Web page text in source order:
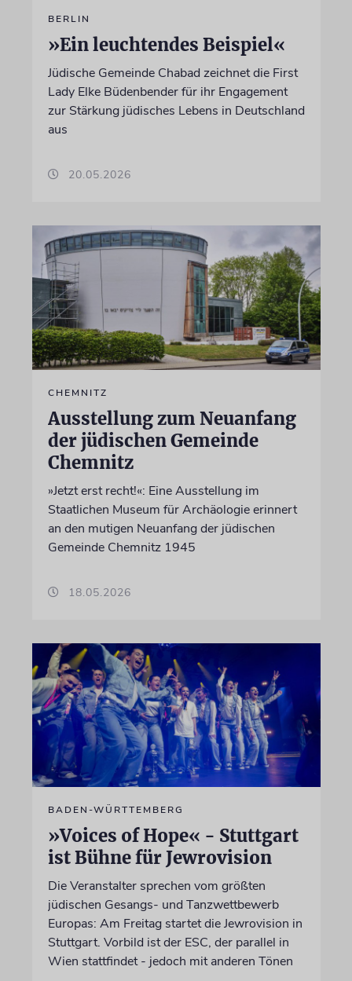
BERLIN
»Ein leuchtendes Beispiel«
Jüdische Gemeinde Chabad zeichnet die First
Lady Elke Büdenbender für ihr Engagement
zur Stärkung jüdisches Lebens in Deutschland
aus
20.05.2026
CHEMNITZ
Ausstellung zum Neuanfang
der jüdischen Gemeinde
Chemnitz
»Jetzt erst recht!«: Eine Ausstellung im
Staatlichen Museum für Archäologie erinnert
an den mutigen Neuanfang der jüdischen
Gemeinde Chemnitz 1945
18.05.2026
BADEN-WÜRTTEMBERG
»Voices of Hope« - Stuttgart
ist Bühne für Jewrovision
Die Veranstalter sprechen vom größten
jüdischen Gesangs- und Tanzwettbewerb
Europas: Am Freitag startet die Jewrovision in
Stuttgart. Vorbild ist der ESC, der parallel in
Wien stattfindet - jedoch mit anderen Tönen